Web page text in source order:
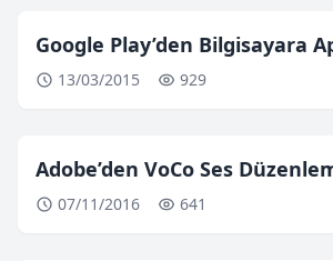
Google Play’den Bilgisayara
13/03/2015 929
Adobe’den VoCo Ses
07/11/2016 641